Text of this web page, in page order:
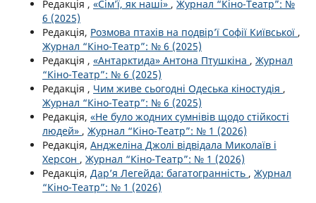
Редакція , «Сім’ї, як наші» , Журнал “Кіно-Театр”: №
6 (2025)
Редакція, Розмова птахів на подвір’ї Софії Київської ,
Журнал “Кіно-Театр”: № 6 (2025)
Редакція , «Антарктида» Антона Птушкіна , Журнал
“Кіно-Театр”: № 6 (2025)
Редакція , Чим живе сьогодні Одеська кіностудія ,
Журнал “Кіно-Театр”: № 6 (2025)
Редакція, «Не було жодних сумнівів щодо стійкості
людей» , Журнал “Кіно-Театр”: № 1 (2026)
Редакція, Анджеліна Джолі відвідала Миколаїв і
Херсон , Журнал “Кіно-Театр”: № 1 (2026)
Редакція, Дар’я Легейда: багатогранність , Журнал
“Кіно-Театр”: № 1 (2026)